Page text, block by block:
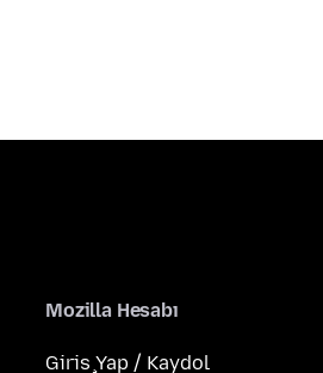
Mozilla Hesabı
Giriş Yap / Kaydol